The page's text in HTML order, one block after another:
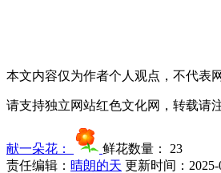
本文内容仅为作者个人观点，不代表
请支持独立网站红色文化网，转载请
献一朵花： 鲜花数量： 23
责任编辑： 晴朗的天 更新时间：2025-